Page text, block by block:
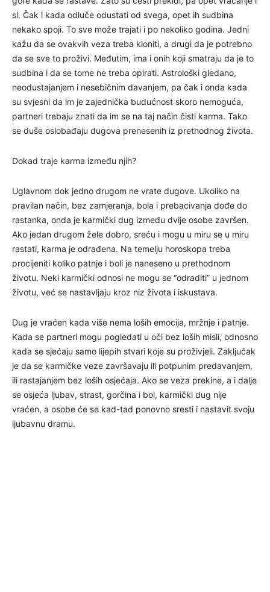
sl. Čak i kada odluče odustati od svega, opet ih sudbina
nekako spoji. To sve može trajati i po nekoliko godina. Jedni
kažu da se ovakvih veza treba kloniti, a drugi da je potrebno
da se sve to proživi. Međutim, ima i onih koji smatraju da je to
sudbina i da se tome ne treba opirati. Astrološki gledano,
neodustajanjem i nesebičnim davanjem, pa čak i onda kada
su svjesni da im je zajednička budućnost skoro nemoguća,
partneri trebaju znati da im se na taj način čisti karma. Tako
se duše oslobađaju dugova prenesenih iz prethodnog života.
Dokad traje karma između njih?
Uglavnom dok jedno drugom ne vrate dugove. Ukoliko na
pravilan način, bez zamjeranja, bola i prebacivanja dođe do
rastanka, onda je karmički dug između dvije osobe završen.
Ako jedan drugom žele dobro, sreću i mogu u miru se u miru
rastati, karma je odrađena. Na temelju horoskopa treba
procijeniti koliko patnje i boli je naneseno u prethodnom
životu. Neki karmički odnosi ne mogu se “odraditi” u jednom
životu, već se nastavljaju kroz niz života i iskustava.
Dug je vraćen kada više nema loših emocija, mržnje i patnje.
Kada se partneri mogu pogledati u oči bez loših misli, odnosno
kada se sjećaju samo lijepih stvari koje su proživjeli. Zaključak
je da se karmičke veze završavaju ili potpunim predavanjem,
ili rastajanjem bez loših osjećaja. Ako se veza prekine, a i dalje
se osjeća ljubav, strast, gorčina i bol, karmički dug nije
vraćen, a osobe će se kad-tad ponovno sresti i nastavit svoju
ljubavnu dramu.